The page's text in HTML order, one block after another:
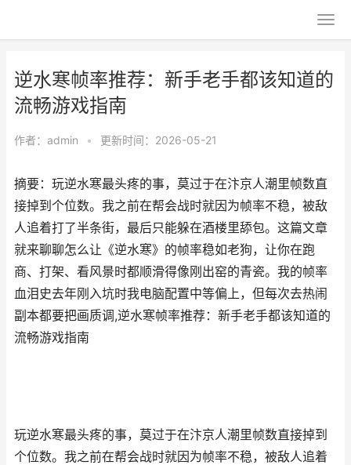
逆水寒帧率推荐：新手老手都该知道的
流畅游戏指南
作者： admin • 更新时间：2026-05-21
摘要：玩逆水寒最头疼的事，莫过于在汴京人潮里帧数直
接掉到个位数。我之前在帮会战时就因为帧率不稳，被敌
人追着打了半条街，最后只能躲在酒楼里舔包。这篇文章
就来聊聊怎么让《逆水寒》的帧率稳如老狗，让你在跑
商、打架、看风景时都顺滑得像刚出窑的青瓷。我的帧率
血泪史去年刚入坑时我电脑配置中等偏上，但每次去热闹
副本都要把画质调,逆水寒帧率推荐：新手老手都该知道的
流畅游戏指南
玩逆水寒最头疼的事，莫过于在汴京人潮里帧数直接掉到
个位数。我之前在帮会战时就因为帧率不稳，被敌人追着